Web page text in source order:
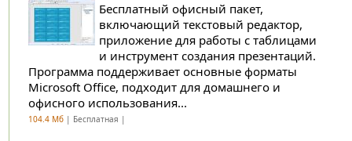
Бесплатный офисный пакет,
включающий текстовый редактор,
приложение для работы с таблицами
и инструмент создания презентаций.
Программа поддерживает основные форматы
Microsoft Office, подходит для домашнего и
офисного использования...
104.4 Мб| Бесплатная |